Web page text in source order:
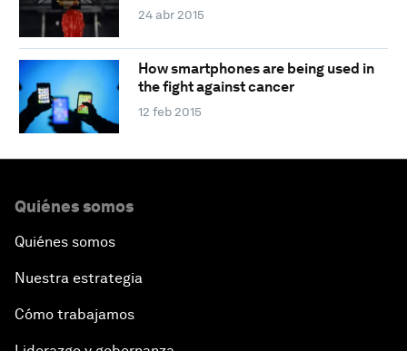
24 abr 2015
How smartphones are being used in
the fight against cancer
12 feb 2015
Quiénes somos
Quiénes somos
Nuestra estrategia
Cómo trabajamos